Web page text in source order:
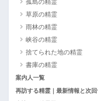
孤島の精霊
草原の精霊
雨林の精霊
峡谷の精霊
捨てられた地の精霊
書庫の精霊
案内人一覧
再訪する精霊｜最新情報と次